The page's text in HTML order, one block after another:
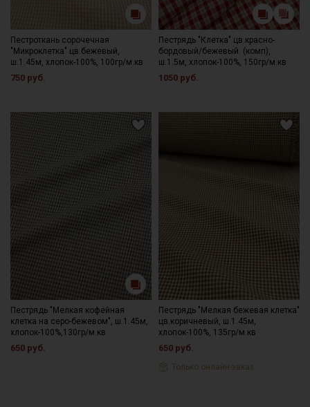
Пестроткань сорочечная
"Микроклетка" цв.бежевый,
ш.1.45м, хлопок-100%, 100гр/м.кв
750 руб.
Пестрядь "Клетка" цв.красно-
бордовый/бежевый. (комп),
ш.1.5м, хлопок-100%, 150гр/м.кв
1050 руб.
Пестрядь "Мелкая кофейная
клетка на серо-бежевом", ш.1.45м,
хлопок-100%,130гр/м.кв
650 руб.
Пестрядь "Мелкая бежевая клетка"
цв.коричневый, ш.1.45м,
хлопок-100%, 135гр/м.кв
650 руб.
Только онлайн-заказ